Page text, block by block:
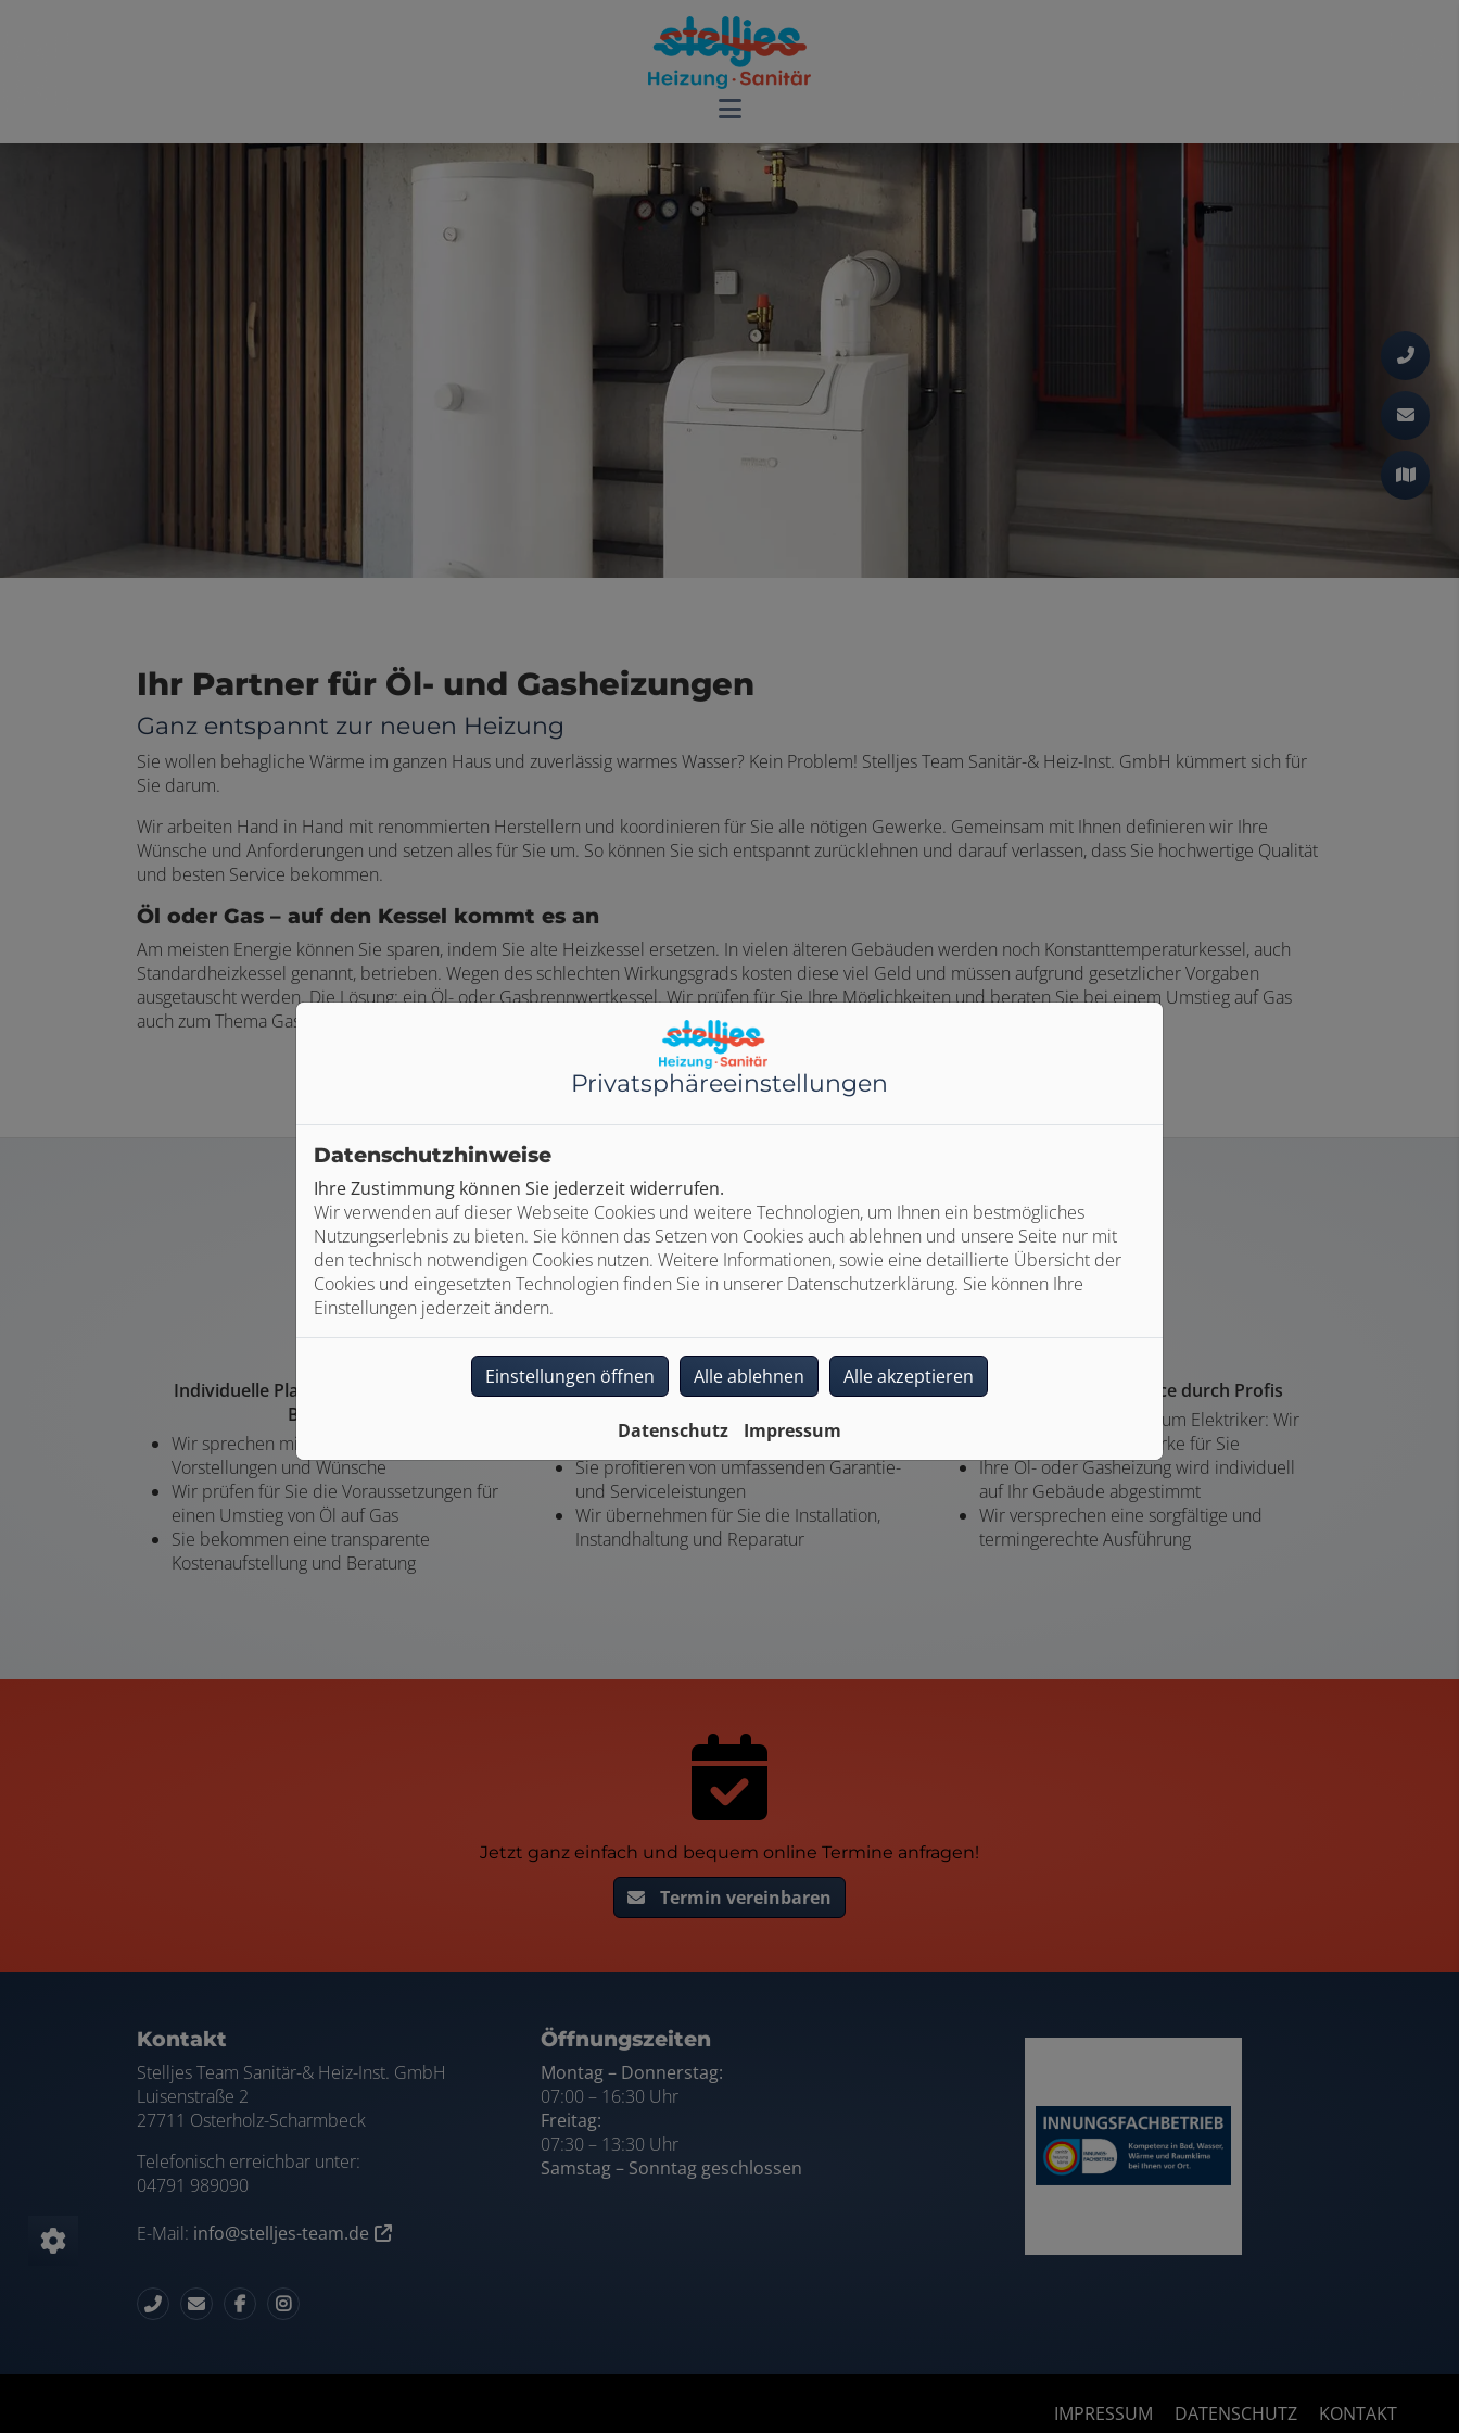
Ihr Partner für Öl- und Gasheizungen
Ganz entspannt zur neuen Heizung
Sie wollen behagliche Wärme im ganzen Haus und zuverlässig warmes Wasser? Kein Problem! Stelljes Team Sanitär-& Heiz-Inst. GmbH kümmert sich für
Sie darum.
Wir arbeiten Hand in Hand mit renommierten Herstellern und koordinieren für Sie alle nötigen Gewerke. Gemeinsam mit Ihnen definieren wir Ihre
Wünsche und Anforderungen und setzen alles für Sie um. So können Sie sich entspannt zurücklehnen und darauf verlassen, dass Sie hochwertige Qualität
und besten Service bekommen.
Öl oder Gas – auf den Kessel kommt es an
Am meisten Energie können Sie sparen, indem Sie alte Heizkessel ersetzen. In vielen älteren Gebäuden werden noch Konstanttemperaturkessel, auch
Standardheizkessel genannt, betrieben. Wegen des schlechten Wirkungsgrads kosten diese viel Geld und müssen aufgrund gesetzlicher Vorgaben
ausgetauscht werden. Die Lösung: ein Öl- oder Gasbrennwertkessel. Wir prüfen für Sie Ihre Möglichkeiten und beraten Sie bei einem Umstieg auf Gas
auch zum Thema Gasbrennwert-Heizung in Kombination mit einer Solarthermie.
Ihre Vorteile
Individuelle Planung und persönliche
Beratung
Wir sprechen mit Ihnen über Ihre
Vorstellungen und Wünsche
Wir prüfen für Sie die Voraussetzungen für
einen Umstieg von Öl auf Gas
Sie bekommen eine transparente
Kostenaufstellung und Beratung
Qualität vom Fachmann
Wir verbauen ausschließlich
Markenprodukte führender Hersteller
Sie profitieren von umfassenden Garantie-
und Serviceleistungen
Wir übernehmen für Sie die Installation,
Instandhaltung und Reparatur
Installation und Service durch Profis
Vom Schornsteinfeger zum Elektriker: Wir
koordinieren alle Gewerke für Sie
Ihre Öl- oder Gasheizung wird individuell
auf Ihr Gebäude abgestimmt
Wir versprechen eine sorgfältige und
termingerechte Ausführung
Jetzt ganz einfach und bequem online Termine anfragen!
Termin vereinbaren
Footer - Kontaktdaten und Öffnungszeiten
Kontakt
Stelljes Team Sanitär-& Heiz-Inst. GmbH
Luisenstraße 2
27711 Osterholz-Scharmbeck
Telefonisch erreichbar unter:
04791 989090
E-Mail: info@stelljes-team.de
Öffnungszeiten
Montag – Donnerstag:
07:00 – 16:30 Uhr
Freitag:
07:30 – 13:30 Uhr
Samstag – Sonntag geschlossen
IMPRESSUM DATENSCHUTZ KONTAKT
Privatsphäre­einstellungen
Datenschutzhinweise
Ihre Zustimmung können Sie jederzeit widerrufen.
Wir verwenden auf dieser Webseite Cookies und weitere Technologien, um Ihnen ein bestmögliches
Nutzungserlebnis zu bieten. Sie können das Setzen von Cookies auch ablehnen und unsere Seite nur mit
den technisch notwendigen Cookies nutzen. Weitere Informationen, sowie eine detaillierte Übersicht der
Cookies und eingesetzten Technologien finden Sie in unserer Datenschutzerklärung. Sie können Ihre
Einstellungen jederzeit ändern.
Einstellungen öffnen Alle ablehnen Alle akzeptieren
Datenschutz Impressum